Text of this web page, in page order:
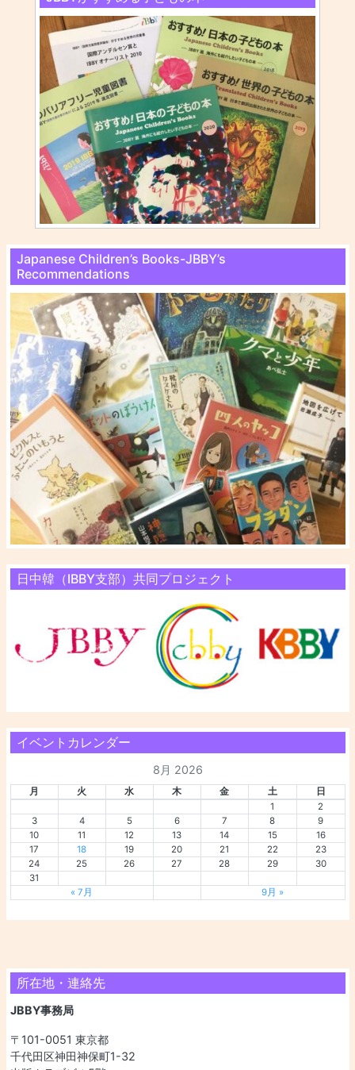
Japanese Children’s Books-JBBY’s
Recommendations
日中韓（IBBY支部）共同プロジェクト
イベントカレンダー
8月 2026
月 火 水 木 金 土
日
1
2
3
4 5 6 7 8
9
10
11 12 13 14 15
16
17
18 19 20 21 22
23
24
25 26 27 28 29
30
31
« 7月
9月 »
所在地・連絡先
JBBY事務局
〒101-0051 東京都
千代田区神田神保町1-32